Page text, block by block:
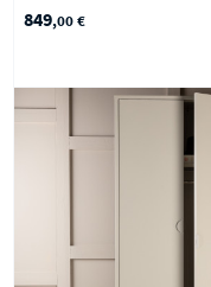
849,00 €